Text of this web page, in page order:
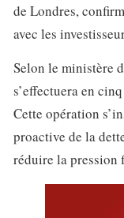
de Londres,
avec les
Selon le ministère
s’effectuera en
Cette opération
proactive de la
réduire la pression